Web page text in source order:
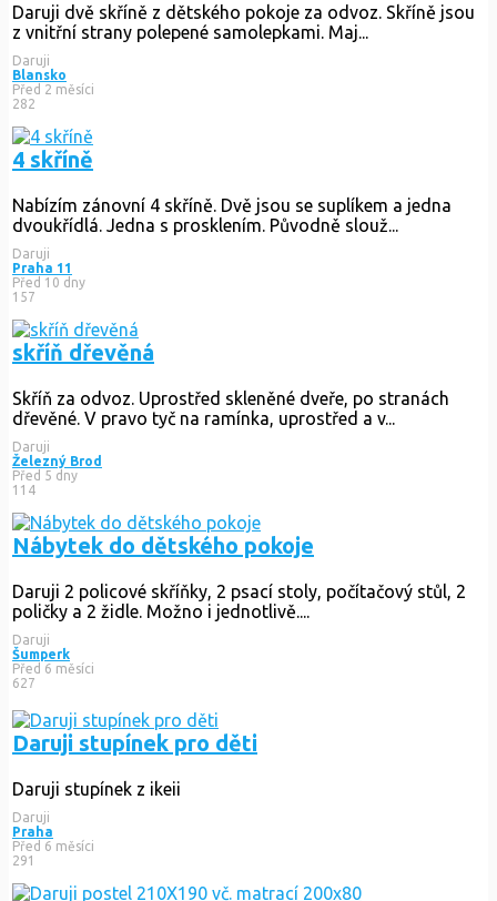
Daruji dvě skříně z dětského pokoje za odvoz. Skříně jsou
z vnitřní strany polepené samolepkami. Maj...
Daruji
Blansko
Před 2 měsíci
282
4 skříně
Nabízím zánovní 4 skříně. Dvě jsou se suplíkem a jedna
dvoukřídlá. Jedna s prosklením. Původně slouž...
Daruji
Praha 11
Před 10 dny
157
skříň dřevěná
Skříň za odvoz. Uprostřed skleněné dveře, po stranách
dřevěné. V pravo tyč na ramínka, uprostřed a v...
Daruji
Železný Brod
Před 5 dny
114
Nábytek do dětského pokoje
Daruji 2 policové skříňky, 2 psací stoly, počítačový stůl, 2
poličky a 2 židle. Možno i jednotlivě....
Daruji
Šumperk
Před 6 měsíci
627
Daruji stupínek pro děti
Daruji stupínek z ikeii
Daruji
Praha
Před 6 měsíci
291